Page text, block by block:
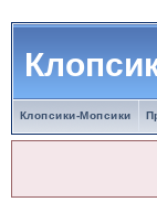
Клопсики-Мопсики